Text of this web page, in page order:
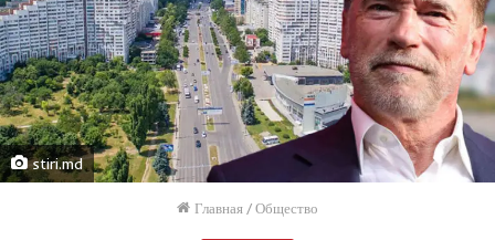
stiri.md
Главная /Общество